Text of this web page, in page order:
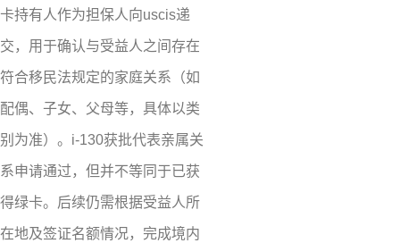
卡持有人作为担保人向uscis递
交，用于确认与受益人之间存在
符合移民法规定的家庭关系（如
配偶、子女、父母等，具体以类
别为准）。i-130获批代表亲属关
系申请通过，但并不等同于已获
得绿卡。后续仍需根据受益人所
在地及签证名额情况，完成境内